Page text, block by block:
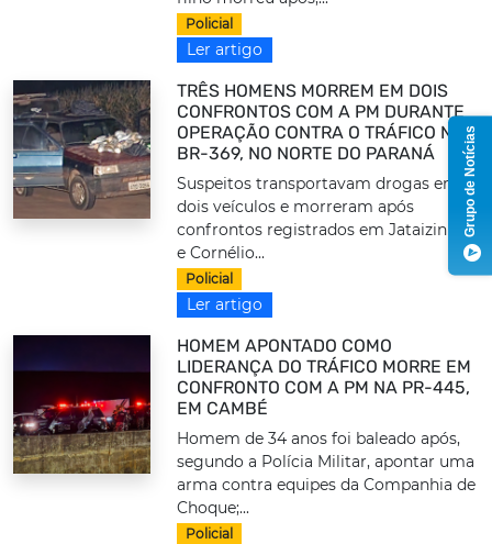
Policial
Ler artigo
TRÊS HOMENS MORREM EM DOIS
CONFRONTOS COM A PM DURANTE
OPERAÇÃO CONTRA O TRÁFICO NA
BR-369, NO NORTE DO PARANÁ
Suspeitos transportavam drogas em
dois veículos e morreram após
confrontos registrados em Jataizinho
e Cornélio...
Policial
Ler artigo
HOMEM APONTADO COMO
LIDERANÇA DO TRÁFICO MORRE EM
CONFRONTO COM A PM NA PR-445,
EM CAMBÉ
Homem de 34 anos foi baleado após,
segundo a Polícia Militar, apontar uma
arma contra equipes da Companhia de
Choque;...
Policial
Grupo de Notícias